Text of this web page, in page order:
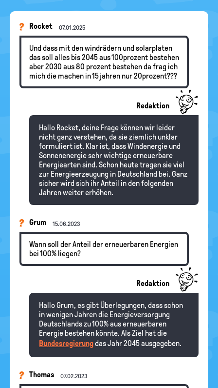
Rocket 07.01.2025
Und dass mit den windrädern und solarplaten
das soll alles bis 2045 aus 100prozent bestehen
aber 2030 aus 80 prozent bestehen da frag ich
mich die machen in 15 jahren nur 20prozent???
Redaktion
Hallo Rocket, deine Frage können wir leider
nicht ganz verstehen, da sie ziemlich unklar
formuliert ist. Klar ist, dass Windenergie und
Sonnenenergie sehr wichtige erneuerbare
Energiearten sind. Schon heute tragen sie viel
zur Energieerzeugung in Deutschland bei. Ganz
sicher wird sich ihr Anteil in den folgenden
Jahren weiter erhöhen.
Grum 15.06.2023
Wann soll der Anteil der erneuerbaren Energien
bei 100% liegen?
Redaktion
Hallo Grum, es gibt Überlegungen, dass schon
in wenigen Jahren die Energieversorgung
Deutschlands zu 100% aus erneuerbaren
Energie bestehen könnte. Als Ziel hat die
Bundesregierungdas Jahr 2045 ausgegeben.
Thomas 07.02.2023